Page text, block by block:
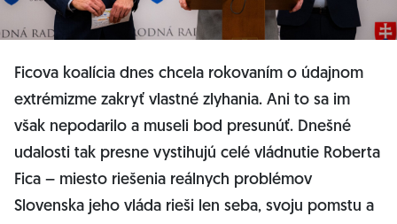
Ficova koalícia dnes chcela rokovaním o údajnom
extrémizme zakryť vlastné zlyhania. Ani to sa im
však nepodarilo a museli bod presunúť. Dnešné
udalosti tak presne vystihujú celé vládnutie Roberta
Fica – miesto riešenia reálnych problémov
Slovenska jeho vláda rieši len seba, svoju pomstu a